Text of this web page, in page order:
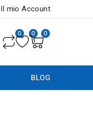
Il mio Account
0 0 0
BLOG